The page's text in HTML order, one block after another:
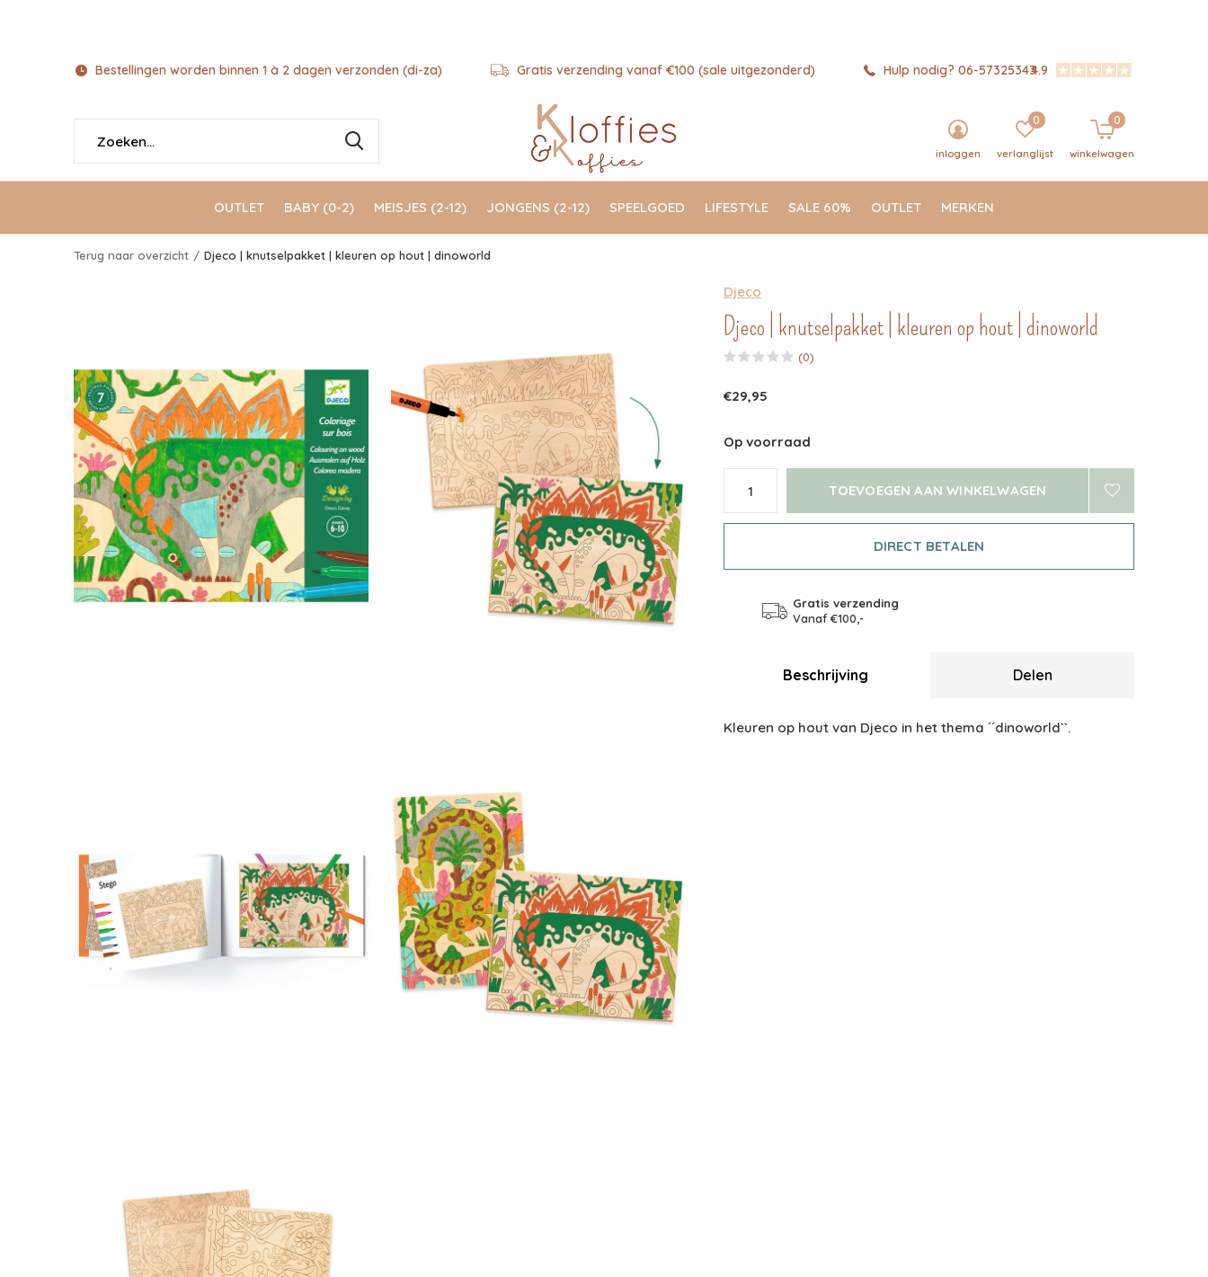
OUTLET BABY (0-2) MEISJES (2-12) JONGENS (2-12) SPEELGOED LIFESTYLE SALE 60% OUTLET MERKEN
inloggen verlanglijst
0
winkelwagen
0
Bestellingen worden binnen 1 à 2 dagen verzonden (di-za) Gratis verzending vanaf €100 (sale uitgezonderd) Hulp nodig? 06-573253434.9
Terug naar overzicht Djeco | knutselpakket | kleuren op hout | dinoworld
Djeco
Djeco | knutselpakket | kleuren op hout | dinoworld
(0)
€29,95
Op voorraad
TOEVOEGEN AAN WINKELWAGEN
DIRECT BETALEN
Gratis verzending
Vanaf €100,-
Beschrijving Delen
Kleuren op hout van Djeco in het thema ´´dinoworld``.